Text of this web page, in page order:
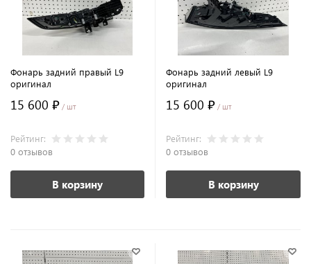
Фонарь задний правый L9
оригинал
15 600 ₽ / шт
Рейтинг:
0 отзывов
В корзину
Фонарь задний левый L9
оригинал
15 600 ₽ / шт
Рейтинг:
0 отзывов
В корзину